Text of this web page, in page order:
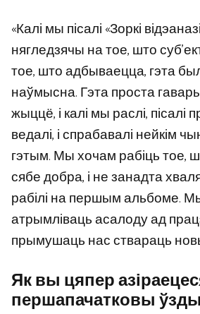
«Калі мы пісалі «Зоркі
нягледзячы на ​​тое, што
тое, што адбываецца, гэта
наўмысна. Гэта проста
жыццё, і калі мы раслі, пісалі
ведалі, і спрабавалі нейкім
гэтым. Мы хочам рабіць тое,
сябе добра, і не занадта
рабілі на першым альбоме.
атрымліваць асалоду ад
прымушаць нас ствараць
Як вы цяпер
першапачатковы